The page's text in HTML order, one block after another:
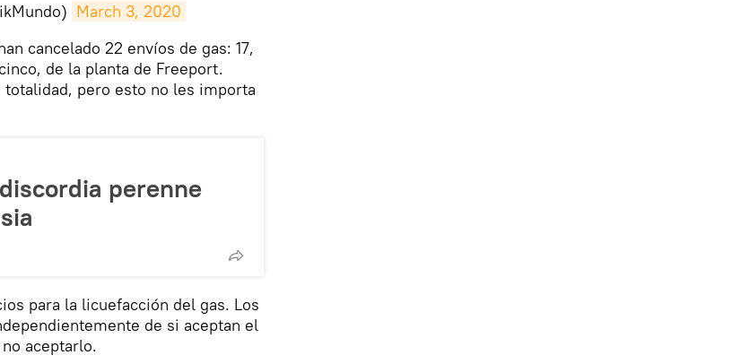
March 3, 2020
cancelado 22 envíos de gas: 17,
de la planta de Freeport.
totalidad, pero esto no les importa
perenne
para la licuefacción del gas. Los
de si aceptan el
aceptarlo.